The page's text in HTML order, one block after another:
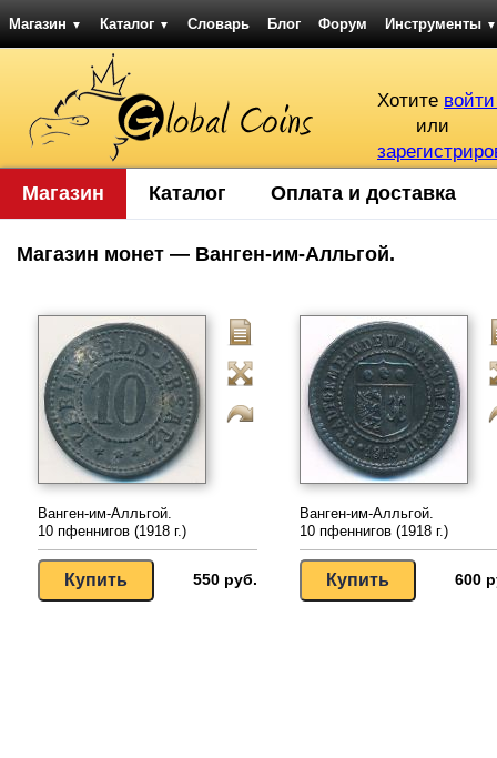
Магазин ▼ Каталог ▼ Словарь Блог Форум Инструменты ▼
Хотите
или
Магазин Каталог Оплата и доставка
Магазин монет — Ванген-им-Алльгой.
Ванген-им-Алльгой.
10 пфеннигов (1918 г.)
550 руб.
Ванген-им-Алльгой.
10 пфеннигов (1918 г.)
600